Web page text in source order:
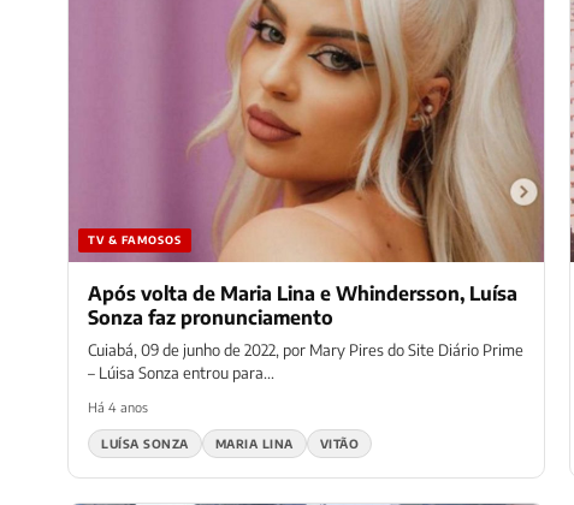
TV & FAMOSOS
Após volta de Maria Lina e Whindersson, Luísa
Sonza faz pronunciamento
Cuiabá, 09 de junho de 2022, por Mary Pires do Site Diário Prime
– Lúisa Sonza entrou para...
Há 4 anos
LUÍSA SONZA MARIA LINA VITÃO